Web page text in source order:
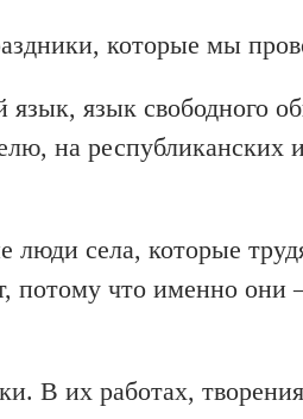
которые мы
язык свободного
на республиканских
села, которые
что именно они
В их работах,